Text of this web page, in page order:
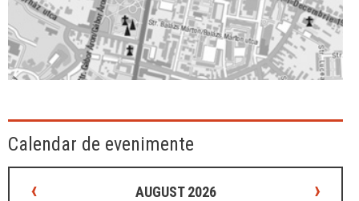
Calendar de evenimente
‹ AUGUST 2026 ›